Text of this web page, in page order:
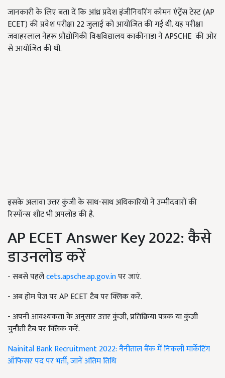
जानकारी के लिए बता दें कि आंध्र प्रदेश इंजीनियरिंग कॉमन एंट्रेंस टेस्ट (AP
ECET) की प्रवेश परीक्षा 22 जुलाई को आयोजित की गई थी. यह परीक्षा
जवाहरलाल नेहरू प्रौद्योगिकी विश्वविद्यालय काकीनाडा ने APSCHE की ओर
से आयोजित की थी.
इसके अलावा उत्तर कुंजी के साथ-साथ अधिकारियों ने उम्मीदवारों की
रिस्पॉन्स शीट भी अपलोड की है.
AP ECET Answer Key 2022: कैसे
डाउनलोड करें
- सबसे पहलेcets.apsche.ap.gov.inपर जाएं.
- अब होम पेज पर AP ECET टैब पर क्लिक करें.
- अपनी आवश्यकता के अनुसार उत्तर कुंजी, प्रतिक्रिया पत्रक या कुंजी
चुनौती टैब पर क्लिक करें.
Nainital Bank Recruitment 2022: नैनीताल बैंक में निकली मार्केटिंग
ऑफिसर पद पर भर्ती, जानें अंतिम तिथि